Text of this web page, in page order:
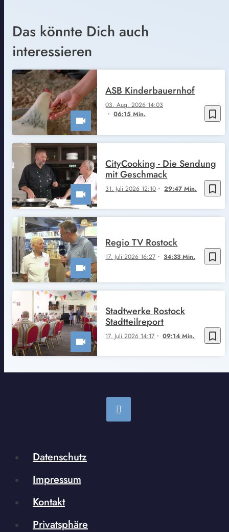
Das könnte Dich auch
interessieren
bookmark_border
03. Aug. 2026 14:03
06:15 Min.
ASB Kinderbauernhof
bookmark_border
31. Juli 2026 12:10 29:47 Min.
CityCooking - Die Sendung
mit Geschmack
bookmark_border
17. Juli 2026 16:27 34:33 Min.
Regio TV Rostock
bookmark_border
17. Juli 2026 14:17 09:14 Min.
Stadtwerke Rostock
Stadtteilreport
Datenschutz
Impressum
Kontakt
Privatsphäre